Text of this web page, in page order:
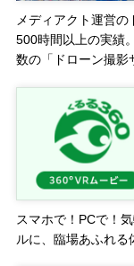
メディアクト運営
500時間以上の実績
数の「ドローン撮影
スマホで！PCで！
ルに、臨場あふれる